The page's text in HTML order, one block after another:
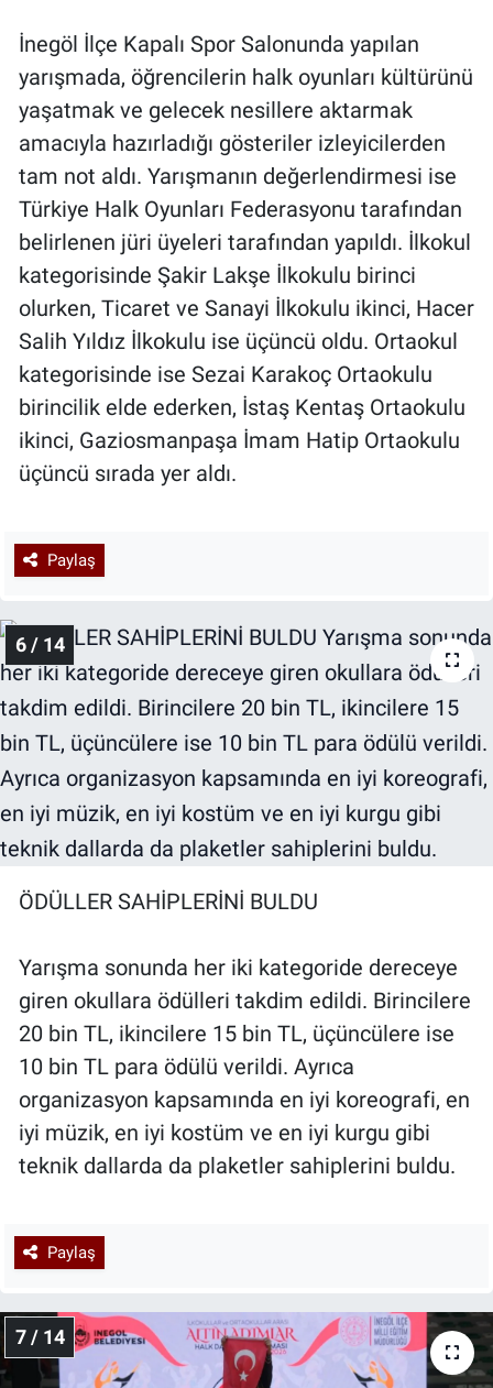
İnegöl İlçe Kapalı Spor Salonunda yapılan
yarışmada, öğrencilerin halk oyunları kültürünü
yaşatmak ve gelecek nesillere aktarmak
amacıyla hazırladığı gösteriler izleyicilerden
tam not aldı. Yarışmanın değerlendirmesi ise
Türkiye Halk Oyunları Federasyonu tarafından
belirlenen jüri üyeleri tarafından yapıldı. İlkokul
kategorisinde Şakir Lakşe İlkokulu birinci
olurken, Ticaret ve Sanayi İlkokulu ikinci, Hacer
Salih Yıldız İlkokulu ise üçüncü oldu. Ortaokul
kategorisinde ise Sezai Karakoç Ortaokulu
birincilik elde ederken, İstaş Kentaş Ortaokulu
ikinci, Gaziosmanpaşa İmam Hatip Ortaokulu
üçüncü sırada yer aldı.
Paylaş
6 / 14
ÖDÜLLER SAHİPLERİNİ BULDU
Yarışma sonunda her iki kategoride dereceye
giren okullara ödülleri takdim edildi. Birincilere
20 bin TL, ikincilere 15 bin TL, üçüncülere ise
10 bin TL para ödülü verildi. Ayrıca
organizasyon kapsamında en iyi koreografi, en
iyi müzik, en iyi kostüm ve en iyi kurgu gibi
teknik dallarda da plaketler sahiplerini buldu.
Paylaş
7 / 14